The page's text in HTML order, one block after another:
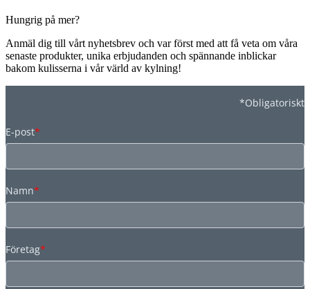
Hungrig på mer?
Anmäl dig till vårt nyhetsbrev och var först med att få veta om våra
senaste produkter, unika erbjudanden och spännande inblickar
bakom kulisserna i vår värld av kylning!
*Obligatoriskt
E-post*
Namn*
Företag*